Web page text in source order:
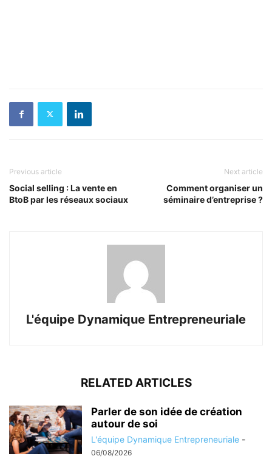
Previous article
Social selling : La vente en
BtoB par les réseaux sociaux
Next article
Comment organiser un
séminaire d’entreprise ?
L'équipe Dynamique Entrepreneuriale
RELATED ARTICLES
Parler de son idée de création
autour de soi
L'équipe Dynamique Entrepreneuriale -
06/08/2026